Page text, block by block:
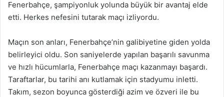
Fenerbahçe, şampiyonluk yolunda büyük bir avantaj elde
etti. Herkes nefesini tutarak maçı izliyordu.
Maçın son anları, Fenerbahçe’nin galibiyetine giden yolda
belirleyici oldu. Son saniyelerde yapılan başarılı savunma
ve hızlı hücumlarla, Fenerbahçe maçı kazanmayı başardı.
Taraftarlar, bu tarihi anı kutlamak için stadyumu inletti.
Takım, sezon boyunca gösterdiği azim ve özveri ile bu